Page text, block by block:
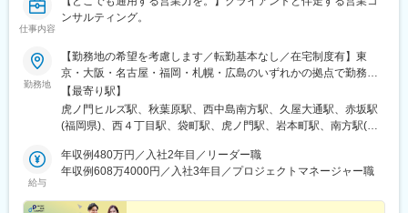
仕事内容
ンサルティング。
勤務地
【勤務地の希望を考慮します／転勤基本なし／在宅制度有】東
京・大阪・名古屋・福岡・札幌・広島のいずれかの拠点で勤務◯
東京本社東京都港区虎ノ門1-23-1 虎ノ門ヒルズ森タワー18階受動
喫煙対策：あり（屋内禁煙 / 喫煙専用室あり)◯秋葉原営業所東京
都千代田区神田和泉町1-7-2 S-Glanzビル4階受動喫煙対策：あり
幌大手町ビル5階受動喫煙対策：あり（敷地内禁煙）◯名古屋営業
所愛知県名古屋市東区泉1-15-14 アルピニストビル6階受動喫煙対
阪府大阪市淀川区西中島5-11-9 新大阪中里ビル3階受動喫煙対
【最寄り駅】
虎ノ門ヒルズ駅、秋葉原駅、西中島南方駅、久屋大通駅、赤坂駅
(福岡県)、西４丁目駅、袋町駅、虎ノ門駅、岩本町駅、南方駅(大
駅、末広町駅(東京都)、新大阪駅、栄駅(愛知県)、西鉄福岡駅、狸
小路駅、中電前駅
給与
年収例480万円／入社2年目／リーダー職
年収例608万4000円／入社3年目／プロジェクトマネージャー職